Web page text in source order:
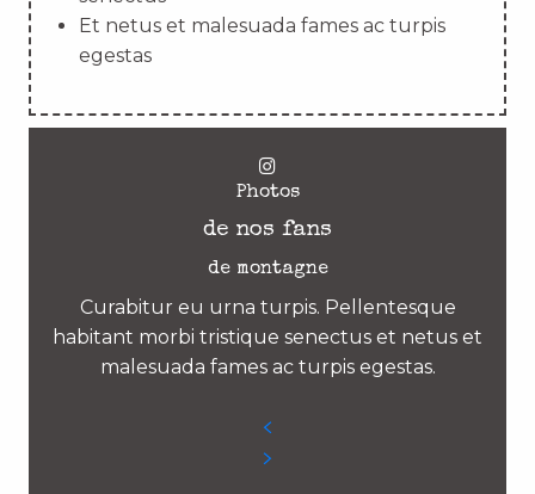
Et netus et malesuada fames ac turpis
egestas
Photos
de nos fans
de montagne
Curabitur eu urna turpis. Pellentesque
habitant morbi tristique senectus et netus et
malesuada fames ac turpis egestas.